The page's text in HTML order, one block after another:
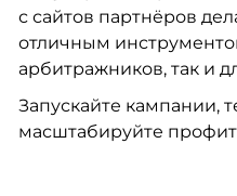
с сайтов партнёров
отличным
арбитражников, так и
Запускайте кампании,
масштабируйте